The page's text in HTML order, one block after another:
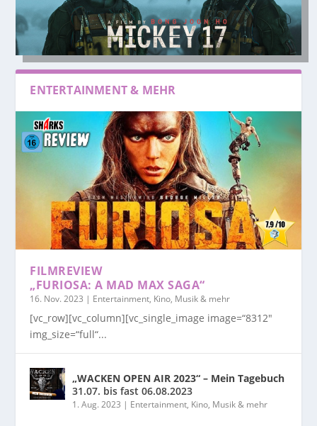
ENTERTAINMENT & MEHR
FILMREVIEW
„FURIOSA: A MAD MAX SAGA“
16. Nov. 2023 | Entertainment, Kino, Musik & mehr
[vc_row][vc_column][vc_single_image image=“8312″
img_size=“full“...
„WACKEN OPEN AIR 2023“ – Mein Tagebuch
31.07. bis fast 06.08.2023
1. Aug. 2023 | Entertainment, Kino, Musik & mehr